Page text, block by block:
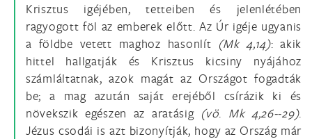
Krisztus igéjében, tetteiben és jelenlétében
ragyogott föl az emberek előtt. Az Úr igéje ugyanis
a földbe vetett maghoz hasonlít (Mk 4,14): akik
hittel hallgatják és Krisztus kicsiny nyájához
számláltatnak, azok magát az Országot fogadták
be; a mag azután saját erejéből csírázik ki és
növekszik egészen az aratásig (vö. Mk 4,26--29).
Jézus csodái is azt bizonyítják, hogy az Ország már